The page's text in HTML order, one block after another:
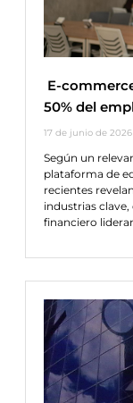
E-
50% del
17 de junio de 2026
Según un
plataforma de
recientes
industrias
financiero